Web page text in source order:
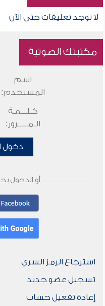
لا توجد تعليقات حتى الآن
مكتبتك الصوتية
اسم
المستخدم:
كـلـــمـة
الـمـــــرور:
دخول
أو الدخول
استرجاع الرمز السري
تسجيل عضو جديد
إعادة تفعيل حساب